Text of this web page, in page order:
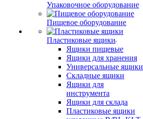
Упаковочное оборудование
Пищевое оборудование
Пластиковые ящики
Ящики пищевые
Ящики для хранения
Универсальные ящики
Складные ящики
Ящики для
инструмента
Ящики для склада
Пластиковые ящики